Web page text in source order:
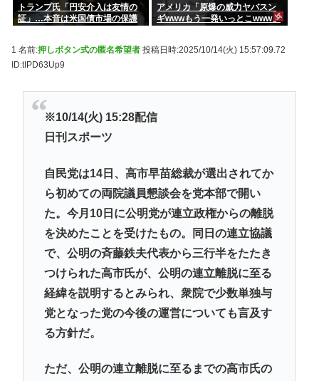
トランプ氏「円安介入は友情の
証」…本音は米国債市場の保護
アメリカ「原爆の威力ヤバスン
ギwwwもう一発いっとこwww」
1 名前:押しボタン式の匿名希望者 投稿日時:2025/10/14(火) 15:57:09.72
ID:tIPD63Up9
※10/14(火) 15:28配信
日刊スポーツ
自民党は14日、高市早苗総裁が選出されてか
ら初めての両院議員懇談会を党本部で開い
た。今月10日に公明党が連立政権からの離脱
を決めたことを受けたもの。同日の連立協議
で、公明の斉藤鉄夫代表から三行半をたたき
つけられた高市氏が、公明の連立離脱に至る
経緯を説明するとみられ、衆院で少数単独与
党となった党の今後の運営についても言及す
る方針だ。
ただ、公明の連立離脱に至るまでの高市氏の